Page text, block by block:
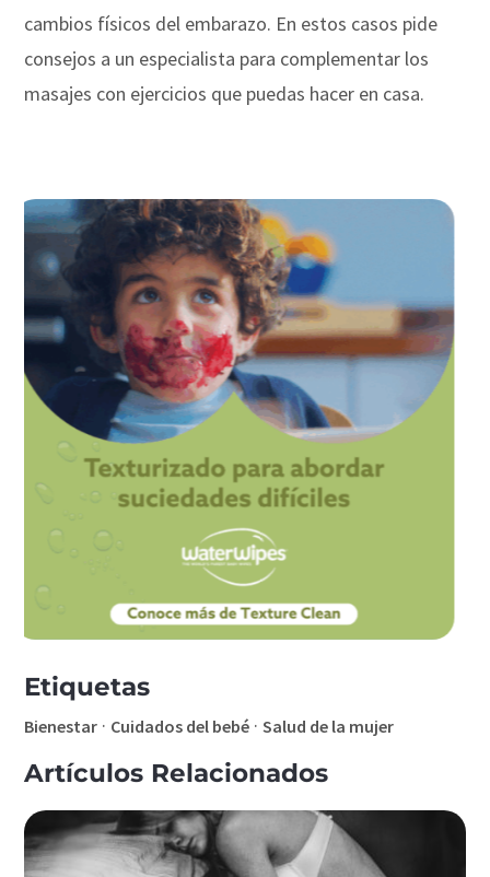
cambios físicos del embarazo. En estos casos pide
consejos a un especialista para complementar los
masajes con ejercicios que puedas hacer en casa.
Etiquetas
Bienestar · Cuidados del bebé ·Salud de la mujer
Artículos Relacionados